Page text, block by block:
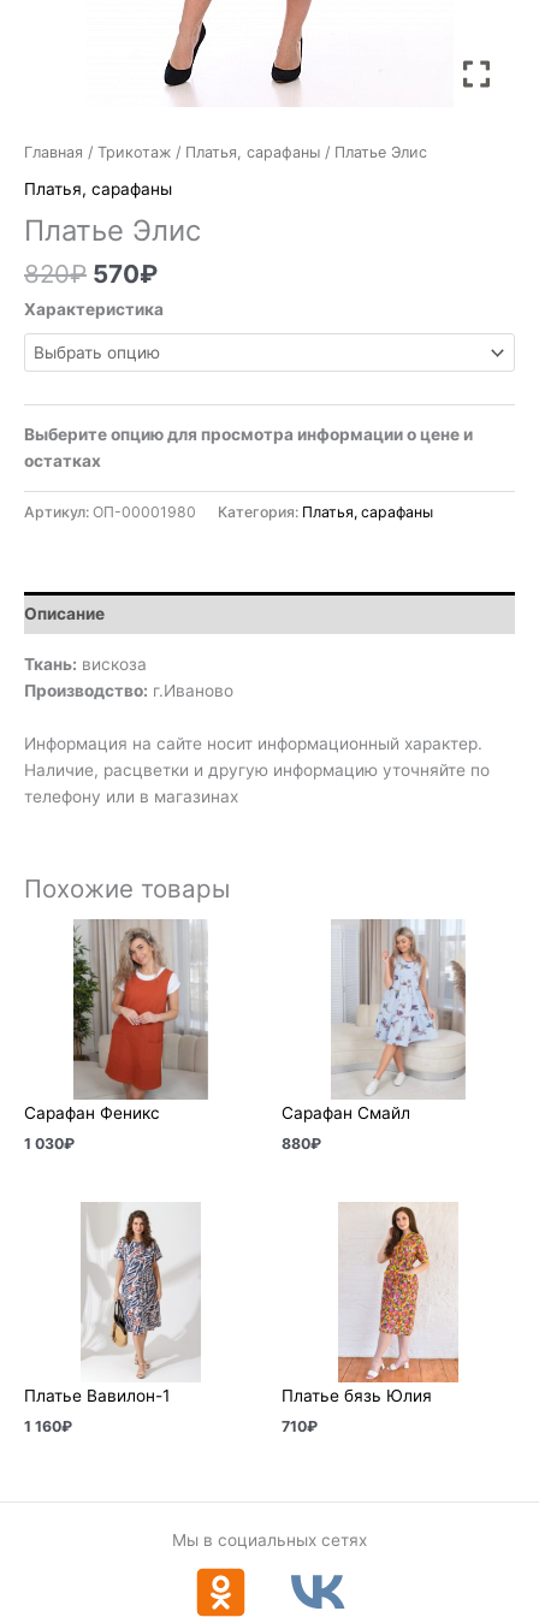
Главная / Трикотаж / Платья, сарафаны / Платье Элис
Платья, сарафаны
Платье Элис
820₽ 570₽
Характеристика
Выберите опцию для просмотра информации о цене и
остатках
Артикул: ОП-00001980 Категория: Платья, сарафаны
Описание
Ткань: вискоза
Производство: г.Иваново
Информация на сайте носит информационный характер.
Наличие, расцветки и другую информацию уточняйте по
телефону или в магазинах
Похожие товары
Сарафан Феникс
1 030₽
Сарафан Смайл
880₽
Платье Вавилон-1
1 160₽
Платье бязь Юлия
710₽
Мы в социальных сетях